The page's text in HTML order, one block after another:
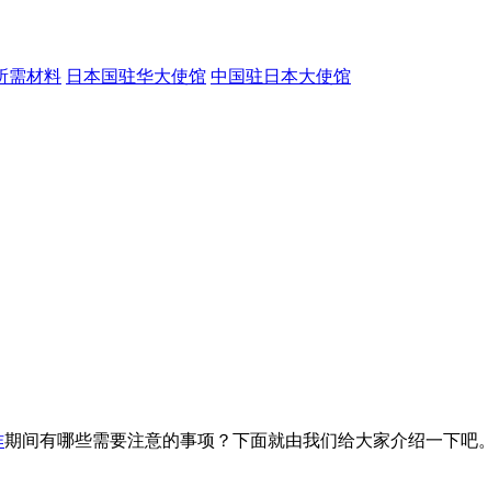
需材料 日本国驻华大使馆 中国驻日本大使馆
期间有哪些需要注意的事项？下面就由我们给大家介绍一下吧。